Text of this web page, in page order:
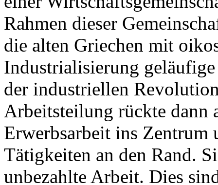
Rahmen dieser
die alten Griechen mit
Industrialisierung
der industriellen
Arbeitsteilung rückte dann
Erwerbsarbeit ins Zentrum
Tätigkeiten an den Rand.
unbezahlte Arbeit. Dies